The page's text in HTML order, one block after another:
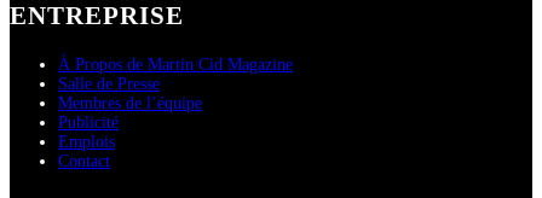
ENTREPRISE
À Propos de Martin Cid Magazine
Salle de Presse
Membres de l’équipe
Publicité
Emplois
Contact